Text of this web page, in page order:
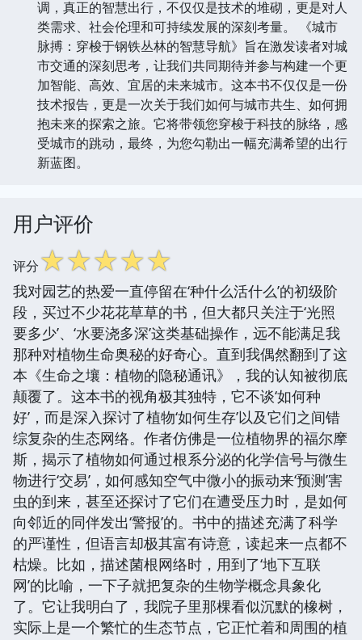
调，真正的智慧出行，不仅仅是技术的堆砌，更是对人
类需求、社会伦理和可持续发展的深刻考量。 《城市
脉搏：穿梭于钢铁丛林的智慧导航》旨在激发读者对城
市交通的深刻思考，让我们共同期待并参与构建一个更
加智能、高效、宜居的未来城市。这本书不仅仅是一份
技术报告，更是一次关于我们如何与城市共生、如何拥
抱未来的探索之旅。它将带领您穿梭于科技的脉络，感
受城市的跳动，最终，为您勾勒出一幅充满希望的出行
新蓝图。
用户评价
评分☆☆☆☆☆
我对园艺的热爱一直停留在‘种什么活什么’的初级阶
段，买过不少花花草草的书，但大都只关注于‘光照
要多少’、‘水要浇多深’这类基础操作，远不能满足我
那种对植物生命奥秘的好奇心。直到我偶然翻到了这
本《生命之壤：植物的隐秘通讯》，我的认知被彻底
颠覆了。这本书的视角极其独特，它不谈‘如何种
好’，而是深入探讨了植物‘如何生存’以及它们之间错
综复杂的生态网络。作者仿佛是一位植物界的福尔摩
斯，揭示了植物如何通过根系分泌的化学信号与微生
物进行‘交易’，如何感知空气中微小的振动来‘预测’害
虫的到来，甚至还探讨了它们在遭受压力时，是如何
向邻近的同伴发出‘警报’的。书中的描述充满了科学
的严谨性，但语言却极其富有诗意，读起来一点都不
枯燥。比如，描述菌根网络时，用到了‘地下互联
网’的比喻，一下子就把复杂的生物学概念具象化
了。它让我明白了，我院子里那棵看似沉默的橡树，
实际上是一个繁忙的生态节点，它正忙着和周围的植